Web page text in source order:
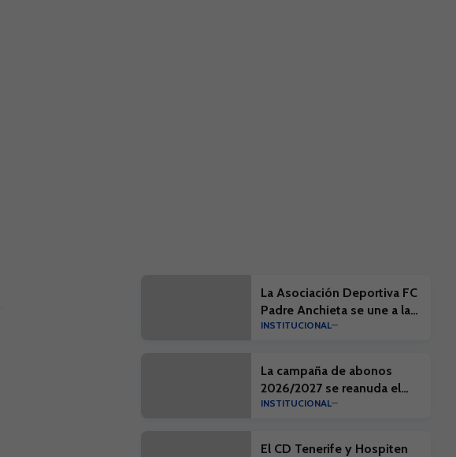
La Asociación Deportiva FC
Padre Anchieta se une a la
campaña ‘Por una Isla
INSTITUCIONAL
La campaña de abonos
2026/2027 se reanuda el
próximo día 10 de agosto
INSTITUCIONAL
El CD Tenerife y Hospiten